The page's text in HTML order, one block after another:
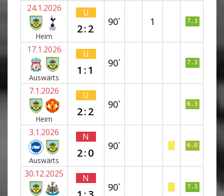
24.1.2026
Heim
U
2:2
90` 1 7.3
17.1.2026
Auswärts
U
1:1
90` 7.3
7.1.2026
Heim
U
2:2
90` 6.3
3.1.2026
Auswärts
N
2:0
90` 6.0
30.12.2025 N
90` 7.3